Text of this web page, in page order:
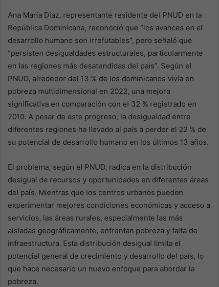
Ana María Díaz, representante residente del PNUD en la
República Dominicana, reconoció que “los avances en el
desarrollo humano son irrefutables”, pero señaló que
“persisten desigualdades estructurales, particularmente
en las regiones más desatendidas del país”. Según el
PNUD, alrededor del 13 % de los dominicanos vivía en
pobreza multidimensional en 2022, una mejora
significativa en comparación con el 32 % registrado en
2010. A pesar de este progreso, la desigualdad entre
diferentes regiones ha llevado al país a perder el 22 % de
su potencial de desarrollo humano en los últimos 13 años.
El problema, según el PNUD, radica en la distribución
desigual de recursos y oportunidades en diferentes áreas
del país. Mientras que los centros urbanos pueden
experimentar mejores condiciones económicas y acceso a
servicios, las áreas rurales, especialmente las más
aisladas geográficamente, enfrentan pobreza y falta de
infraestructura. Esta distribución desigual limita el
potencial general de crecimiento y desarrollo del país, lo
que hace necesario un nuevo enfoque para abordar la
pobreza.